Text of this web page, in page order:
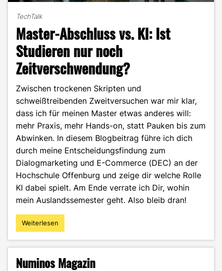
TechTalk
Master-Abschluss vs. KI: Ist
Studieren nur noch
Zeitverschwendung?
Zwischen trockenen Skripten und
schweißtreibenden Zweitversuchen war mir klar,
dass ich für meinen Master etwas anderes will:
mehr Praxis, mehr Hands-on, statt Pauken bis zum
Abwinken. In diesem Blogbeitrag führe ich dich
durch meine Entscheidungsfindung zum
Dialogmarketing und E-Commerce (DEC) an der
Hochschule Offenburg und zeige dir welche Rolle
KI dabei spielt. Am Ende verrate ich Dir, wohin
mein Auslandssemester geht. Also bleib dran!
"Master-
Abschluss
Ist
Weiterlesen
Numinos Magazin